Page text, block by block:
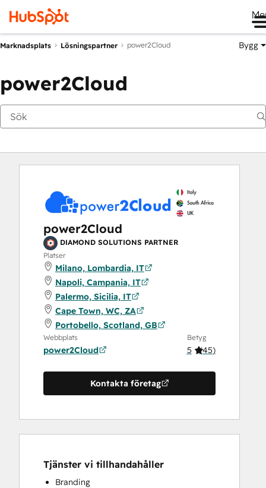
Marknadsplats Lösningspartner power2Cloud Bygg
power2Cloud
power2Cloud
DIAMOND SOLUTIONS PARTNER
Platser
Milano, Lombardia, IT
Napoli, Campania, IT
Palermo, Sicilia, IT
Cape Town, WC, ZA
Portobello, Scotland, GB
Webbplats
power2Cloud
Betyg
5 (45)
Kontakta företag
Tjänster vi tillhandahåller
Branding